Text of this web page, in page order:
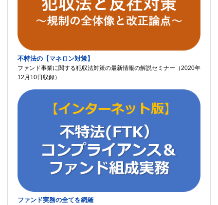
不特法の【マネロン対策】
ファンド事業に関する犯収法対策の最新情報の解説セミナー（2020年
12月10日収録）
ファンド実務の全てを網羅